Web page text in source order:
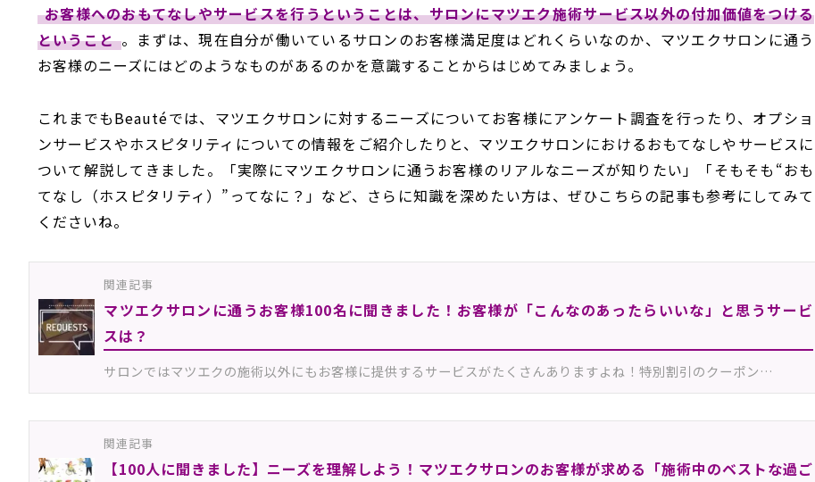
お客様へのおもてなしやサービスを行うということは、サロンにマツエク施術サービス以外の付加価値をつける
ということ 。まずは、現在自分が働いているサロンのお客様満足度はどれくらいなのか、マツエクサロンに通う
お客様のニーズにはどのようなものがあるのかを意識することからはじめてみましょう。
これまでもBeautéでは、マツエクサロンに対するニーズについてお客様にアンケート調査を行ったり、オプショ
ンサービスやホスピタリティについての情報をご紹介したりと、マツエクサロンにおけるおもてなしやサービスに
ついて解説してきました。「実際にマツエクサロンに通うお客様のリアルなニーズが知りたい」「そもそも“おも
てなし（ホスピタリティ）”ってなに？」など、さらに知識を深めたい方は、ぜひこちらの記事も参考にしてみて
くださいね。
関連記事
マツエクサロンに通うお客様100名に聞きました！お客様が「こんなのあったらいいな」と思うサービ
スは？
サロンではマツエクの施術以外にもお客様に提供するサービスがたくさんありますよね！特別割引のクーポン…
関連記事
【100人に聞きました】ニーズを理解しよう！マツエクサロンのお客様が求める「施術中のベストな過ご